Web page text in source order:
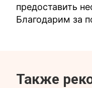
предоставить
Благодарим за
Также